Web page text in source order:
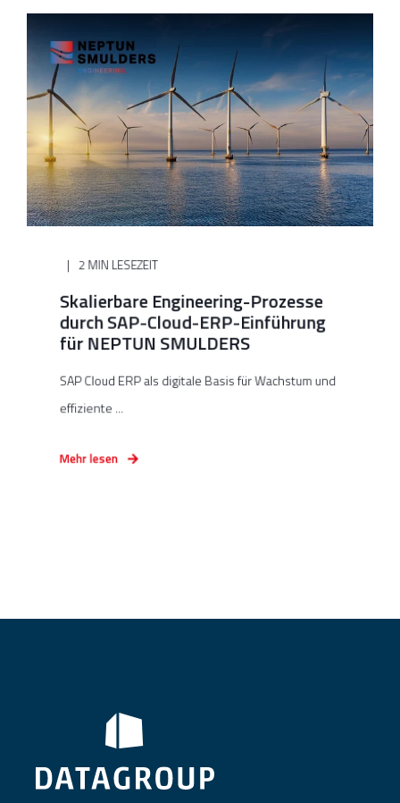
2 MIN LESEZEIT
Skalierbare Engineering-Prozesse
durch SAP-Cloud-ERP-Einführung
für NEPTUN SMULDERS
SAP Cloud ERP als digitale Basis für Wachstum und
effiziente ...
Mehr lesen